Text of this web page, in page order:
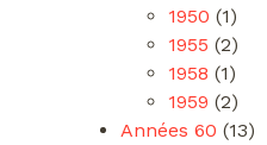
1950 (1)
1955 (2)
1958 (1)
1959 (2)
Années 60 (13)